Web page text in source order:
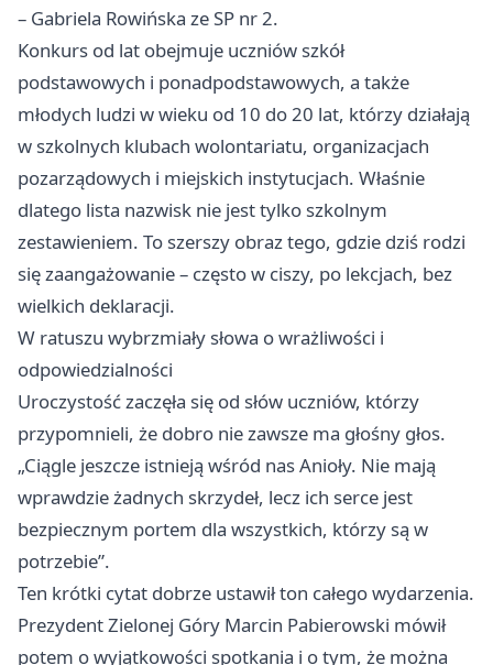
– Gabriela Rowińska ze SP nr 2.
Konkurs od lat obejmuje uczniów szkół
podstawowych i ponadpodstawowych, a także
młodych ludzi w wieku od 10 do 20 lat, którzy działają
w szkolnych klubach wolontariatu, organizacjach
pozarządowych i miejskich instytucjach. Właśnie
dlatego lista nazwisk nie jest tylko szkolnym
zestawieniem. To szerszy obraz tego, gdzie dziś rodzi
się zaangażowanie – często w ciszy, po lekcjach, bez
wielkich deklaracji.
W ratuszu wybrzmiały słowa o wrażliwości i
odpowiedzialności
Uroczystość zaczęła się od słów uczniów, którzy
przypomnieli, że dobro nie zawsze ma głośny głos.
„Ciągle jeszcze istnieją wśród nas Anioły. Nie mają
wprawdzie żadnych skrzydeł, lecz ich serce jest
bezpiecznym portem dla wszystkich, którzy są w
potrzebie”.
Ten krótki cytat dobrze ustawił ton całego wydarzenia.
Prezydent Zielonej Góry Marcin Pabierowski mówił
potem o wyjątkowości spotkania i o tym, że można